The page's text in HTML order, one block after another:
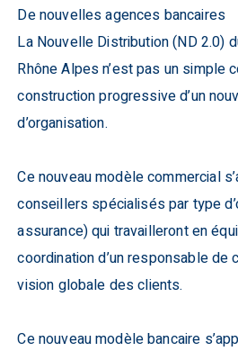
De nouvelles agences bancaires
La Nouvelle Distribution (ND 2.0)
Rhône Alpes n’est pas un simple
construction progressive d’un
d’organisation.
Ce nouveau modèle commercial
conseillers spécialisés par type
assurance) qui travailleront en
coordination d’un responsable de
vision globale des clients.
Ce nouveau modèle bancaire